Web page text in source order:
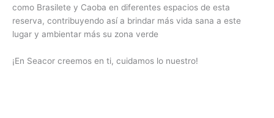
como Brasilete y Caoba en diferentes espacios de esta
reserva, contribuyendo así a brindar más vida sana a este
lugar y ambientar más su zona verde
¡En Seacor creemos en ti, cuidamos lo nuestro!